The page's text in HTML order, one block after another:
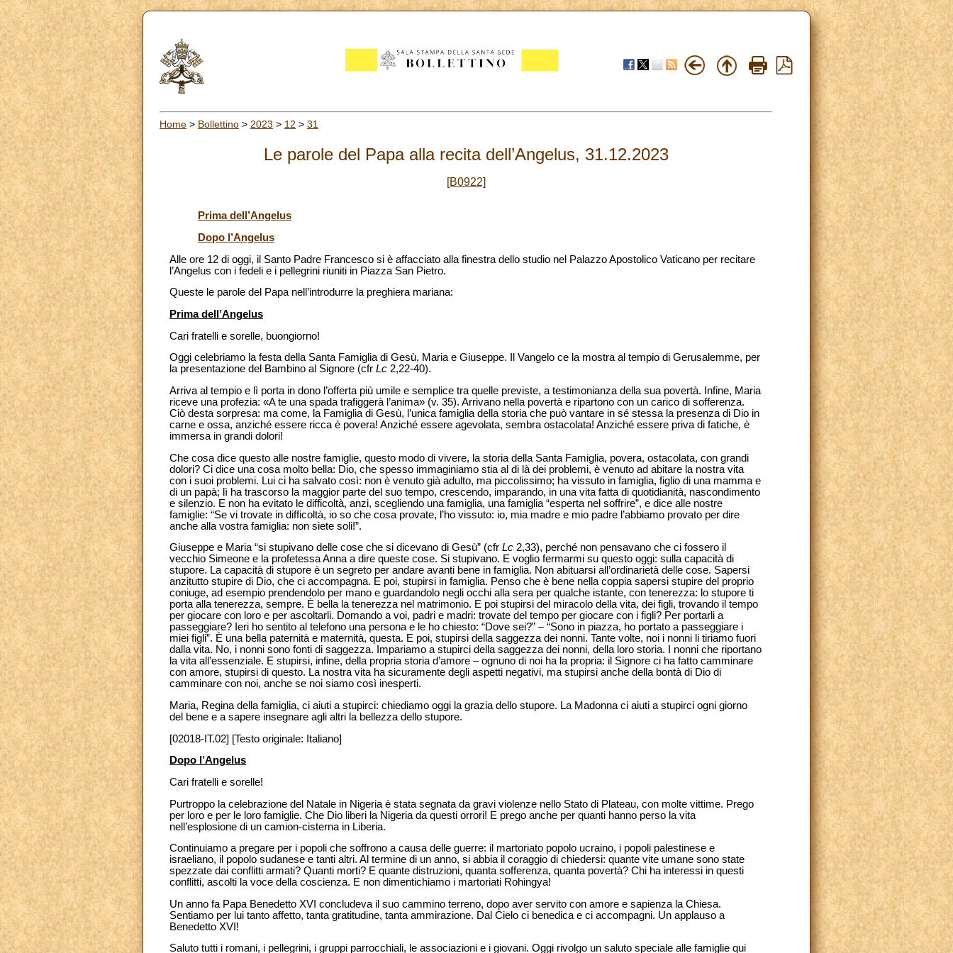
Home > Bollettino > 2023 > 12 > 31
Le parole del Papa alla recita dell’Angelus, 31.12.2023
[B0922]
Prima dell’Angelus
Dopo l’Angelus
Alle ore 12 di oggi, il Santo Padre Francesco si è affacciato alla finestra dello studio nel Palazzo Apostolico Vaticano per recitare
l’Angelus con i fedeli e i pellegrini riuniti in Piazza San Pietro.
Queste le parole del Papa nell’introdurre la preghiera mariana:
Prima dell’Angelus
Cari fratelli e sorelle, buongiorno!
Oggi celebriamo la festa della Santa Famiglia di Gesù, Maria e Giuseppe. Il Vangelo ce la mostra al tempio di Gerusalemme, per
la presentazione del Bambino al Signore (cfr Lc 2,22-40).
Arriva al tempio e lì porta in dono l’offerta più umile e semplice tra quelle previste, a testimonianza della sua povertà. Infine, Maria
riceve una profezia: «A te una spada trafiggerà l’anima» (v. 35). Arrivano nella povertà e ripartono con un carico di sofferenza.
Ciò desta sorpresa: ma come, la Famiglia di Gesù, l’unica famiglia della storia che può vantare in sé stessa la presenza di Dio in
carne e ossa, anziché essere ricca è povera! Anziché essere agevolata, sembra ostacolata! Anziché essere priva di fatiche, è
immersa in grandi dolori!
Che cosa dice questo alle nostre famiglie, questo modo di vivere, la storia della Santa Famiglia, povera, ostacolata, con grandi
dolori? Ci dice una cosa molto bella: Dio, che spesso immaginiamo stia al di là dei problemi, è venuto ad abitare la nostra vita
con i suoi problemi. Lui ci ha salvato così: non è venuto già adulto, ma piccolissimo; ha vissuto in famiglia, figlio di una mamma e
di un papà; lì ha trascorso la maggior parte del suo tempo, crescendo, imparando, in una vita fatta di quotidianità, nascondimento
e silenzio. E non ha evitato le difficoltà, anzi, scegliendo una famiglia, una famiglia “esperta nel soffrire”, e dice alle nostre
famiglie: “Se vi trovate in difficoltà, io so che cosa provate, l’ho vissuto: io, mia madre e mio padre l’abbiamo provato per dire
anche alla vostra famiglia: non siete soli!”.
Giuseppe e Maria “si stupivano delle cose che si dicevano di Gesù” (cfr Lc 2,33), perché non pensavano che ci fossero il
vecchio Simeone e la profetessa Anna a dire queste cose. Si stupivano. E voglio fermarmi su questo oggi: sulla capacità di
stupore. La capacità di stupore è un segreto per andare avanti bene in famiglia. Non abituarsi all’ordinarietà delle cose. Sapersi
anzitutto stupire di Dio, che ci accompagna. E poi, stupirsi in famiglia. Penso che è bene nella coppia sapersi stupire del proprio
coniuge, ad esempio prendendolo per mano e guardandolo negli occhi alla sera per qualche istante, con tenerezza: lo stupore ti
porta alla tenerezza, sempre. È bella la tenerezza nel matrimonio. E poi stupirsi del miracolo della vita, dei figli, trovando il tempo
per giocare con loro e per ascoltarli. Domando a voi, padri e madri: trovate del tempo per giocare con i figli? Per portarli a
passeggiare? Ieri ho sentito al telefono una persona e le ho chiesto: “Dove sei?” – “Sono in piazza, ho portato a passeggiare i
miei figli”. È una bella paternità e maternità, questa. E poi, stupirsi della saggezza dei nonni. Tante volte, noi i nonni li tiriamo fuori
dalla vita. No, i nonni sono fonti di saggezza. Impariamo a stupirci della saggezza dei nonni, della loro storia. I nonni che riportano
la vita all’essenziale. E stupirsi, infine, della propria storia d’amore – ognuno di noi ha la propria: il Signore ci ha fatto camminare
con amore, stupirsi di questo. La nostra vita ha sicuramente degli aspetti negativi, ma stupirsi anche della bontà di Dio di
camminare con noi, anche se noi siamo così inesperti.
Maria, Regina della famiglia, ci aiuti a stupirci: chiediamo oggi la grazia dello stupore. La Madonna ci aiuti a stupirci ogni giorno
del bene e a sapere insegnare agli altri la bellezza dello stupore.
[02018-IT.02] [Testo originale: Italiano]
Dopo l’Angelus
Cari fratelli e sorelle!
Purtroppo la celebrazione del Natale in Nigeria è stata segnata da gravi violenze nello Stato di Plateau, con molte vittime. Prego
per loro e per le loro famiglie. Che Dio liberi la Nigeria da questi orrori! E prego anche per quanti hanno perso la vita
nell’esplosione di un camion-cisterna in Liberia.
Continuiamo a pregare per i popoli che soffrono a causa delle guerre: il martoriato popolo ucraino, i popoli palestinese e
israeliano, il popolo sudanese e tanti altri. Al termine di un anno, si abbia il coraggio di chiedersi: quante vite umane sono state
spezzate dai conflitti armati? Quanti morti? E quante distruzioni, quanta sofferenza, quanta povertà? Chi ha interessi in questi
conflitti, ascolti la voce della coscienza. E non dimentichiamo i martoriati Rohingya!
Un anno fa Papa Benedetto XVI concludeva il suo cammino terreno, dopo aver servito con amore e sapienza la Chiesa.
Sentiamo per lui tanto affetto, tanta gratitudine, tanta ammirazione. Dal Cielo ci benedica e ci accompagni. Un applauso a
Benedetto XVI!
Saluto tutti i romani, i pellegrini, i gruppi parrocchiali, le associazioni e i giovani. Oggi rivolgo un saluto speciale alle famiglie qui